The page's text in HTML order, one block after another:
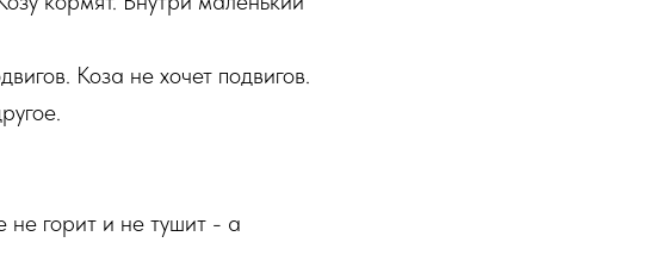
Коза не хочет подвигов.
не горит и не тушит - а